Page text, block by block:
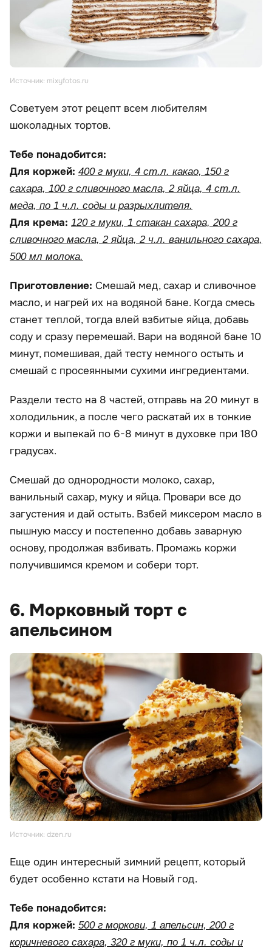
Источник: mixyfotos.ru
Советуем этот рецепт всем любителям
шоколадных тортов.
Тебе понадобится:
Для коржей: 400 г муки, 4 ст.л. какао, 150 г
сахара, 100 г сливочного масла, 2 яйца, 4 ст.л.
меда, по 1 ч.л. соды и разрыхлителя.
Для крема: 120 г муки, 1 стакан сахара, 200 г
сливочного масла, 2 яйца, 2 ч.л. ванильного сахара,
500 мл молока.
Приготовление: Смешай мед, сахар и сливочное
масло, и нагрей их на водяной бане. Когда смесь
станет теплой, тогда влей взбитые яйца, добавь
соду и сразу перемешай. Вари на водяной бане 10
минут, помешивая, дай тесту немного остыть и
смешай с просеянными сухими ингредиентами.
Раздели тесто на 8 частей, отправь на 20 минут в
холодильник, а после чего раскатай их в тонкие
коржи и выпекай по 6-8 минут в духовке при 180
градусах.
Смешай до однородности молоко, сахар,
ванильный сахар, муку и яйца. Провари все до
загустения и дай остыть. Взбей миксером масло в
пышную массу и постепенно добавь заварную
основу, продолжая взбивать. Промажь коржи
получившимся кремом и собери торт.
6. Морковный торт с
апельсином
Источник: dzen.ru
Еще один интересный зимний рецепт, который
будет особенно кстати на Новый год.
Тебе понадобится:
Для коржей: 500 г моркови, 1 апельсин, 200 г
коричневого сахара, 320 г муки, по 1 ч.л. соды и